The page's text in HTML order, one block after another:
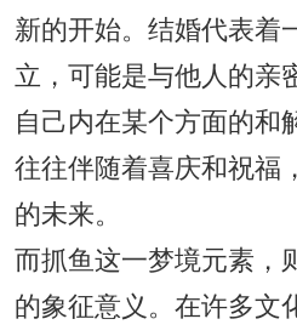
新的开始。结婚代表着
立，可能是与他人的亲
自己内在某个方面的和
往往伴随着喜庆和祝福
的未来。
而抓鱼这一梦境元素，
的象征意义。在许多文